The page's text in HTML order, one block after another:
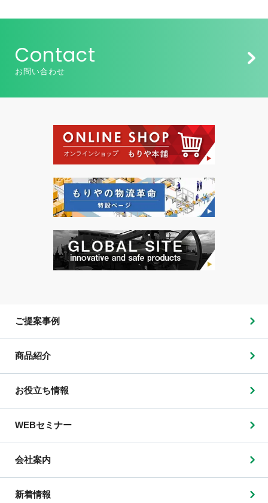
Contact
お問い合わせ
ご提案事例
商品紹介
お役立ち情報
WEBセミナー
会社案内
新着情報